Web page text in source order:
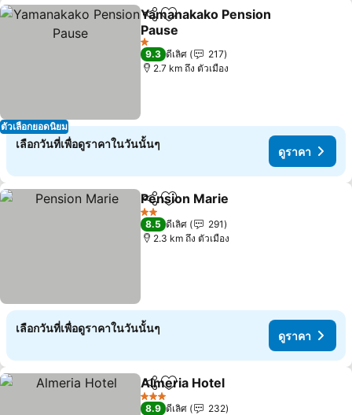
ตัวเลือกยอดนิยม
แชร์ เพิ่มในรายการโปรด
Yamanakako Pension
Pause
1 ดาว
9.3 ดีเลิศ
217
2.7 km ถึง ตัวเมือง
เลือกวันที่เพื่อดูราคาในวันนั้นๆ
ดูราคา
แชร์ เพิ่มในรายการโปรด
Pension Marie
2 ดาว
8.5 ดีเลิศ
291
2.3 km ถึง ตัวเมือง
เลือกวันที่เพื่อดูราคาในวันนั้นๆ
ดูราคา
แชร์ เพิ่มในรายการโปรด
Almeria Hotel
3 ดาว
8.9 ดีเลิศ
232